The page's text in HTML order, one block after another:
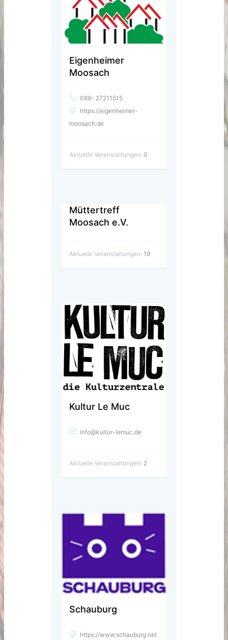
Eigenheimer
Moosach
089- 27211515
https://eigenheimer-
moosach.de
Aktuelle Veranstaltungen: 0
Müttertreff
Moosach e.V.
Aktuelle Veranstaltungen: 19
Kultur Le Muc
info@kultur-lemuc.de
Aktuelle Veranstaltungen: 2
Schauburg
https://www.schauburg.net